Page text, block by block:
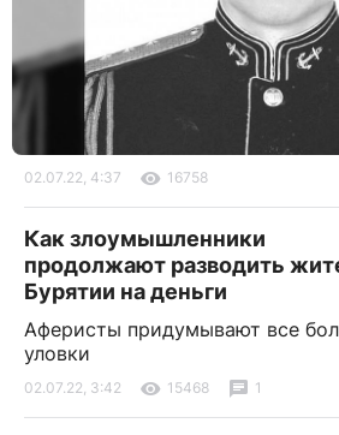
02.07.22, 4:37 16758
Как злоумышленники
продолжают разводить
Бурятии на деньги
Аферисты придумывают все
уловки
02.07.22, 3:42 15468 1